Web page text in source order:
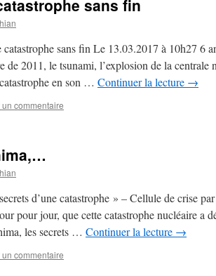
sans fin
sans fin Le 13.03.2017 à 10h27 6
de 2011, le tsunami, l’explosion de la centrale
en son … Continuer la lecture →
commentaire
d’une catastrophe » – Cellule de crise
pour jour, que cette catastrophe nucléaire a
les secrets … Continuer la lecture →
commentaire